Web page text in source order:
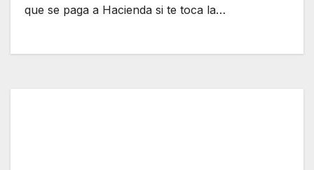
que se paga a Hacienda si te toca la…